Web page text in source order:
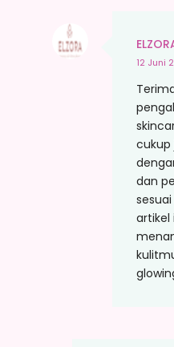
12 Juni
cukup
dan
artikel